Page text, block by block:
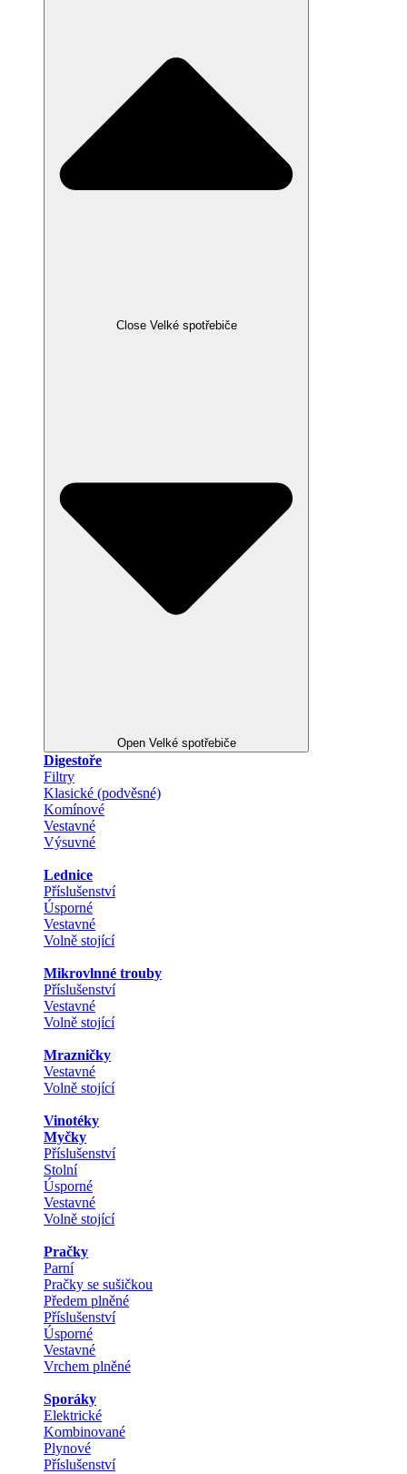
Close Velké spotřebiče
Open Velké spotřebiče
Digestoře
Filtry
Klasické (podvěsné)
Komínové
Vestavné
Výsuvné
Lednice
Příslušenství
Úsporné
Vestavné
Volně stojící
Mikrovlnné trouby
Příslušenství
Vestavné
Volně stojící
Mrazničky
Vestavné
Volně stojící
Vinotéky
Myčky
Příslušenství
Stolní
Úsporné
Vestavné
Volně stojící
Pračky
Parní
Pračky se sušičkou
Předem plněné
Příslušenství
Úsporné
Vestavné
Vrchem plněné
Sporáky
Elektrické
Kombinované
Plynové
Příslušenství